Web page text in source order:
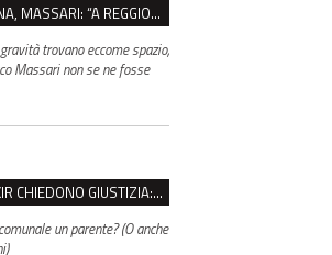
MAXI-RISSA ALLA CANALINA, MASSARI: “A REGGIO FATTI COSÌ GRAVI NON DEVONO TROVARE SPAZIO”
trovano eccome spazio,
Massari non se ne fosse
LA MOGLIE E LA ZIA DI FAKIR CHIEDONO GIUSTIZIA: “LA SUA MORTE CRIMINE CONTRO L’UMANITÀ”
un parente? (O anche